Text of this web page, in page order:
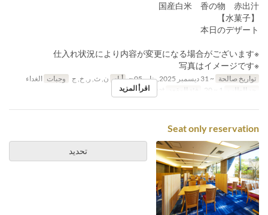
国産白米 香の物 赤出汁
【水菓子】
本日のデザート
※仕入れ状況により内容が変更になる場合がございます
※写真はイメージです
تواريخ صالحة ~ 31 ديسمبر 2025, يناير 05 ~ أيام ن, ث, ر, خ, ج وجبات الغداء
حد الطلب
فئة المقعد اقرأ المزيد
Seat only reservation
تحديد